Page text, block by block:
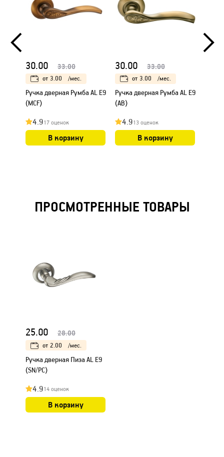
30.00 33.00
от 3.00 /мес.
Ручка дверная Румба AL E9
(MCF)
4.917 оценок
В корзину
30.00 33.00
от 3.00 /мес.
Ручка дверная Румба AL E9
(AB)
4.913 оценок
В корзину
ПРОСМОТРЕННЫЕ ТОВАРЫ
25.00 28.00
от 2.00 /мес.
Ручка дверная Пиза AL E9
(SN/PC)
4.914 оценок
В корзину